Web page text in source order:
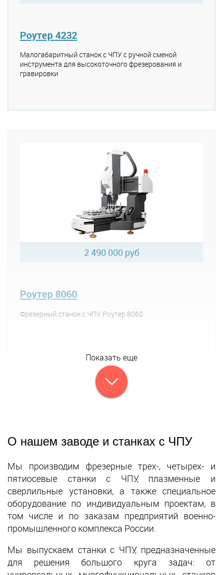
Роутер 4232
Малогабаритный станок с ЧПУ с ручной сменой
инструмента для высокоточного фрезерования и
гравировки
2 490 000 руб
Роутер 8060
Фрезерный станок с ЧПУ Роутер 8060
Показать еще
О нашем заводе и станках с ЧПУ
Мы производим фрезерные трех-, четырех- и
пятиосевые станки с ЧПУ, плазменные и
сверлильные установки, а также специальное
оборудование по индивидуальным проектам, в
том числе и по заказам предприятий военно-
промышленного комплекса России.
Мы выпускаем станки с ЧПУ, предназначенные
для решения большого круга задач: от